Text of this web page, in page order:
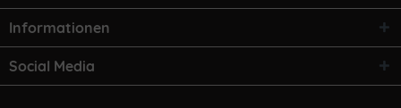
Informationen
Social Media